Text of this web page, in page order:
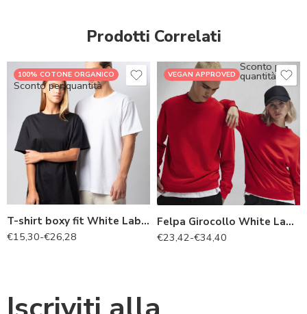
Prodotti Correlati
100% COTONE ORGANICO
Sconto per quantità
T-shirt boxy fit White Label – Neck Label Inclusa
€15,30-€26,28
VEGAN APPROVED
Sconto per
quantità
Felpa Girocollo White Label – Neck Label Inclusa
€23,42-€34,40